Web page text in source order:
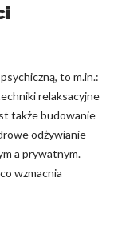
to m.in.:
relaksacyjne
także budowanie
odżywianie
a prywatnym.
wzmacnia